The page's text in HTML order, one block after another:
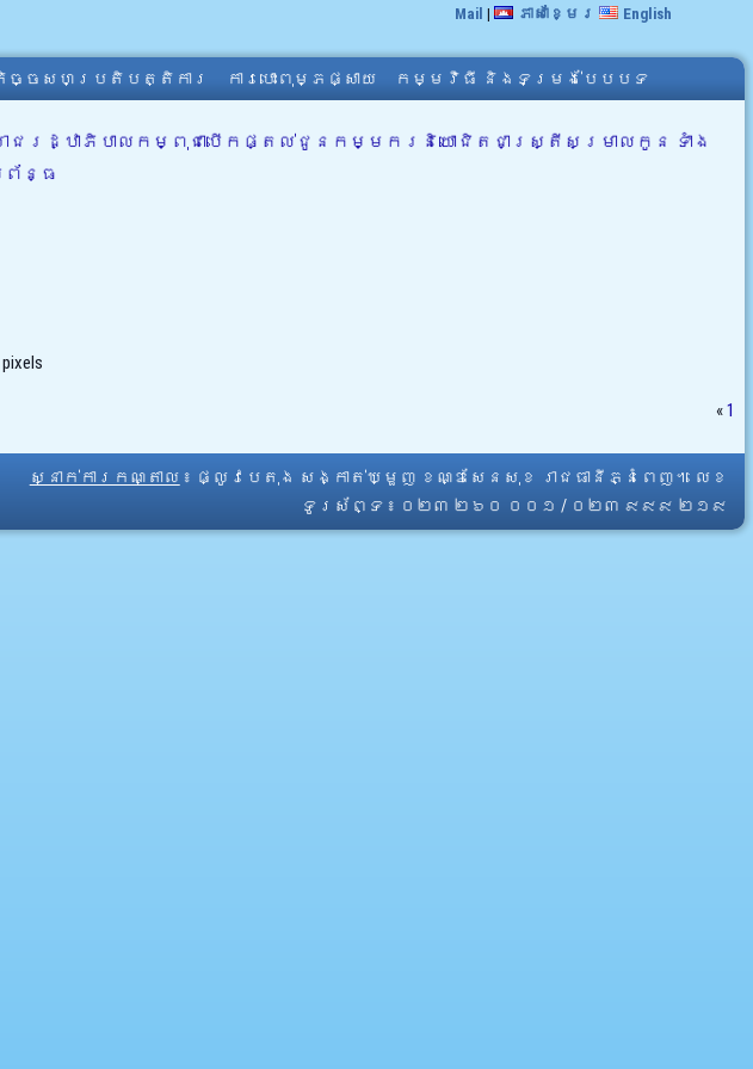
Mail | ភាសាខ្មែរ English
ច្ចសហប្រតិបត្តិការ ការបោះពុម្ភផ្សាយ កម្មវិធី និងទម្រង់បែបបទ
ាជរដ្ឋាភិបាលកម្ពុជាបើកផ្តល់ជូនកម្មករនិយោជិតជាស្ត្រីសម្រាលកូន ទាំង
ព័ន្ធ
pixels
«1
ស្នាក់ការកណ្តាល ៖ ផ្លូវបេតុង សង្កាត់ឃ្មួញ ខណ្ឌសែនសុខ រាជធានីភ្នំពេញ។ លេខ
ទូរស័ព្ទ ៖ ០២៣ ២៦០ ០០១ / ០២៣ ៩៩៩ ២១៩